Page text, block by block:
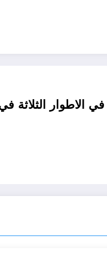
الاطوار الثلاثة